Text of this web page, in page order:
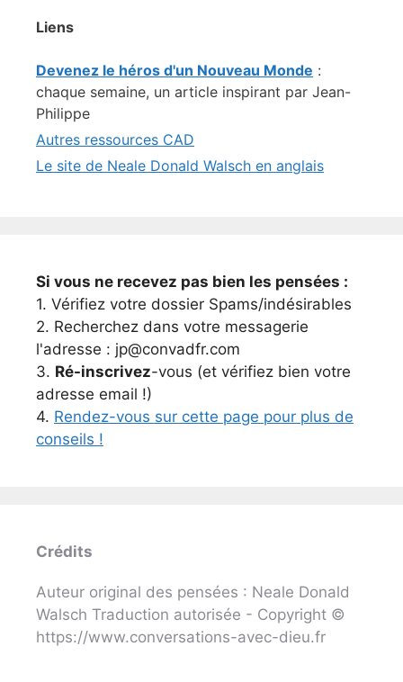
Liens
Devenez le héros d'un Nouveau Monde :
chaque semaine, un article inspirant par Jean-
Philippe
Autres ressources CAD
Le site de Neale Donald Walsch en anglais
Si vous ne recevez pas bien les pensées :
1. Vérifiez votre dossier Spams/indésirables
2. Recherchez dans votre messagerie
l'adresse : jp@convadfr.com
3. Ré-inscrivez-vous (et vérifiez bien votre
adresse email !)
4. Rendez-vous sur cette page pour plus de
conseils !
Crédits
Auteur original des pensées : Neale Donald
Walsch Traduction autorisée - Copyright ©
https://www.conversations-avec-dieu.fr